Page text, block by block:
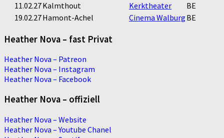
11.02.27Kalmthout Kerktheater
BE
19.02.27Hamont-Achel Cinema Walburg BE
Heather Nova – fast Privat
Heather Nova – Patreon
Heather Nova – Instagram
Heather Nova – Facebook
Heather Nova – offiziell
Heather Nova – Website
Heather Nova – Youtube Chanel